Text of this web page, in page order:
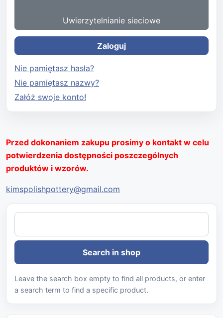
Uwierzytelnianie sieciowe
Zaloguj
Nie pamiętasz hasła?
Nie pamiętasz nazwy?
Załóż swoje konto!
Przed dokonaniem zakupu prosimy o kontakt w celu
potwierdzenia dostępności poszczególnych
produktów i wzorów.
kimspolishpottery@gmail.com
Leave the search box empty to find all products, or enter
a search term to find a specific product.